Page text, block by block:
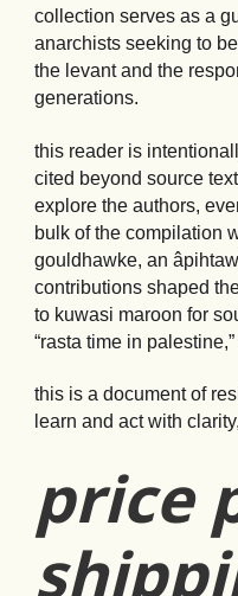
collection serves as a
anarchists seeking to
the levant and the
generations.
this reader is
cited beyond source
explore the authors,
bulk of the compilation
gouldhawke, an
contributions shaped
to kuwasi maroon for
“rasta time in
this is a document of
learn and act with
price